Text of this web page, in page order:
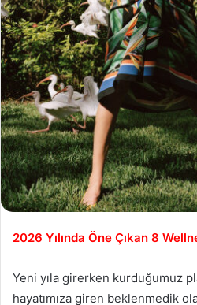
2026 Yılında Öne Çıkan 8
Yeni yıla girerken kurduğumuz
hayatımıza giren beklenmedik